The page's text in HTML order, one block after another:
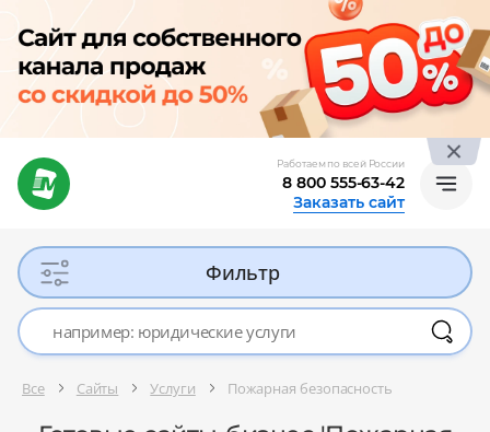
Работаем по всей России
8 800 555-63-42
Заказать сайт
Фильтр
Все Сайты Услуги Пожарная безопасность